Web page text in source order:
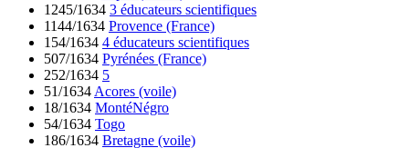
1245/1634 3 éducateurs scientifiques
1144/1634 Provence (France)
154/1634 4 éducateurs scientifiques
507/1634 Pyrénées (France)
252/1634 5
51/1634 Acores (voile)
18/1634 MontéNégro
54/1634 Togo
186/1634 Bretagne (voile)